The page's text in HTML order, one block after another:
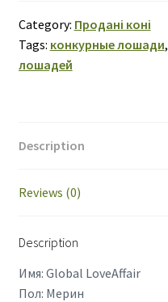
quantity
Category: Продані коні
Tags: конкурные лошади,
лошадей
Description
Reviews (0)
Description
Имя: Global LoveAffair
Пол: Мерин